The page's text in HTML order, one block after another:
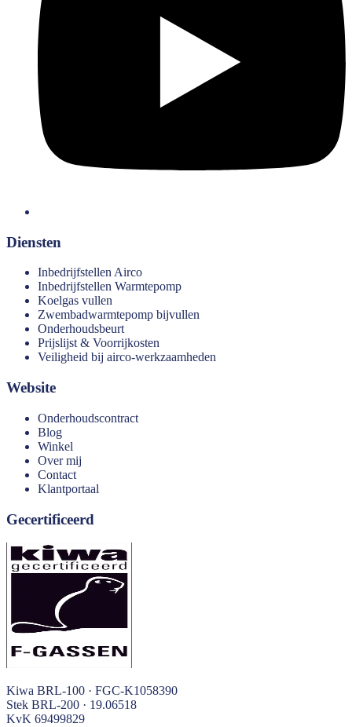
Diensten
Inbedrijfstellen Airco
Inbedrijfstellen Warmtepomp
Koelgas vullen
Zwembadwarmtepomp bijvullen
Onderhoudsbeurt
Prijslijst & Voorrijkosten
Veiligheid bij airco-werkzaamheden
Website
Onderhoudscontract
Blog
Winkel
Over mij
Contact
Klantportaal
Gecertificeerd
Kiwa BRL-100 · FGC-K1058390
Stek BRL-200 · 19.06518
KvK 69499829